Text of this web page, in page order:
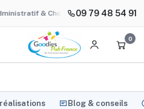
& Chorus Pro BAT
09 79 48 54 91
0
Blog & conseils